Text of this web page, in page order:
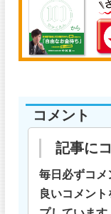
コメント
記事に
毎日必ずコメ
良いコメン